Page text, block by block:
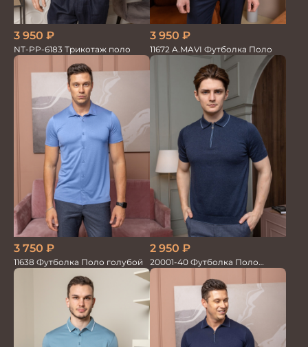
3 950 ₽
NT-PP-6183 Трикотаж поло
3 950 ₽
11672 A.MAVI Футболка Поло
3 750 ₽
11638 Футболка Поло голубой
2 950 ₽
20001-40 Футболка Поло
синий